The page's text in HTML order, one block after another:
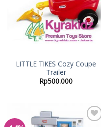
LITTLE TIKES Cozy Coupe
Trailer
Rp500.000